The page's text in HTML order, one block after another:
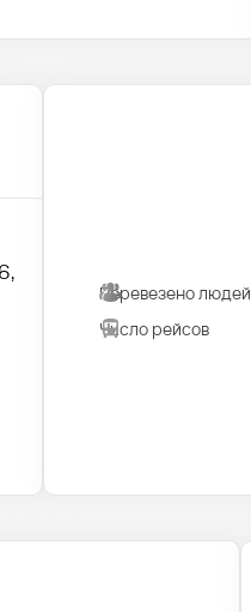
Перевезено людей
Число рейсов